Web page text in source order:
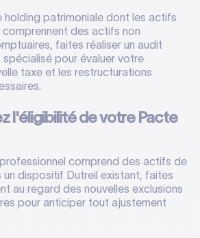
holding patrimoniale dont les actifs
des actifs non
faites réaliser un audit
pour évaluer votre
taxe et les restructurations
l'éligibilité de votre Pacte
comprend des actifs de
un dispositif Dutreil existant, faites
au regard des nouvelles exclusions
pour anticiper tout ajustement